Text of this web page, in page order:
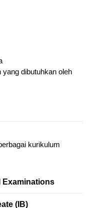
yang dibutuhkan oleh
kurikulum
Examinations
(IB)